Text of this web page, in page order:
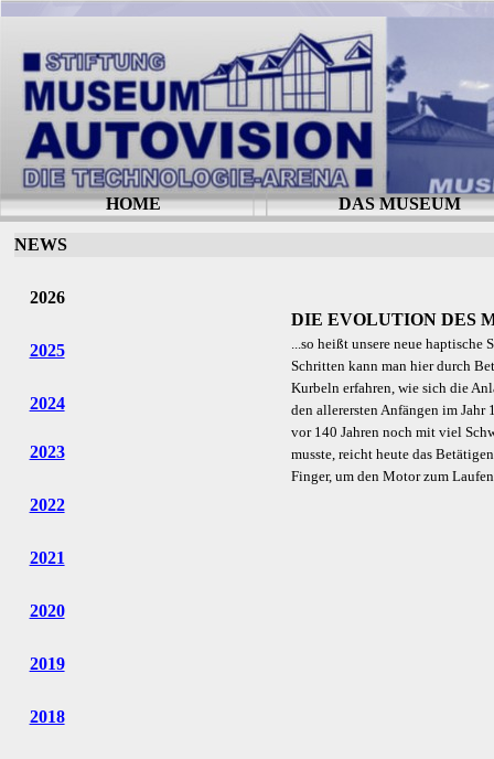
HOME DAS MUSEUM
NEWS
2026
2025
2024
2023
2022
2021
2020
2019
2018
DIE EVOLUTION DES
...so heißt unsere neue
Schritten kann man hier durch
Kurbeln erfahren, wie sich die
den allerersten Anfängen im
vor 140 Jahren noch mit viel
musste, reicht heute das
Finger, um den Motor zum